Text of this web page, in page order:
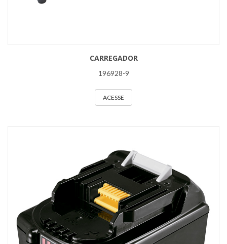
CARREGADOR
196928-9
ACESSE